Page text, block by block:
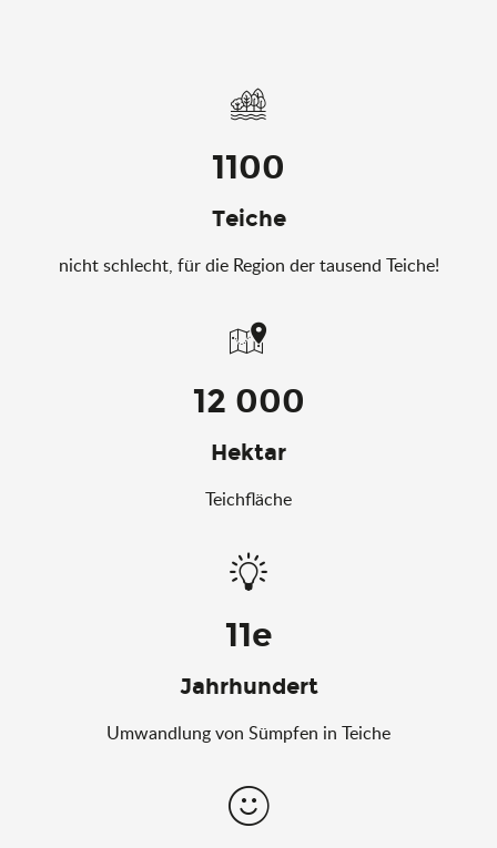
1100
Teiche
nicht schlecht, für die Region der tausend Teiche!
12 000
Hektar
Teichfläche
11e
Jahrhundert
Umwandlung von Sümpfen in Teiche